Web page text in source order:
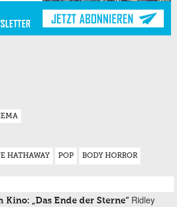
HATHAWAY POP BODY HORROR
Kino: „Das Ende der Sterne“ Ridley